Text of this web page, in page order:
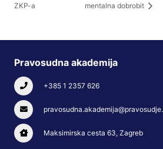
ZKP-a
mentalna dobrobit
Pravosudna akademija
+385 1 2357 626
Maksimirska cesta 63, Zagreb